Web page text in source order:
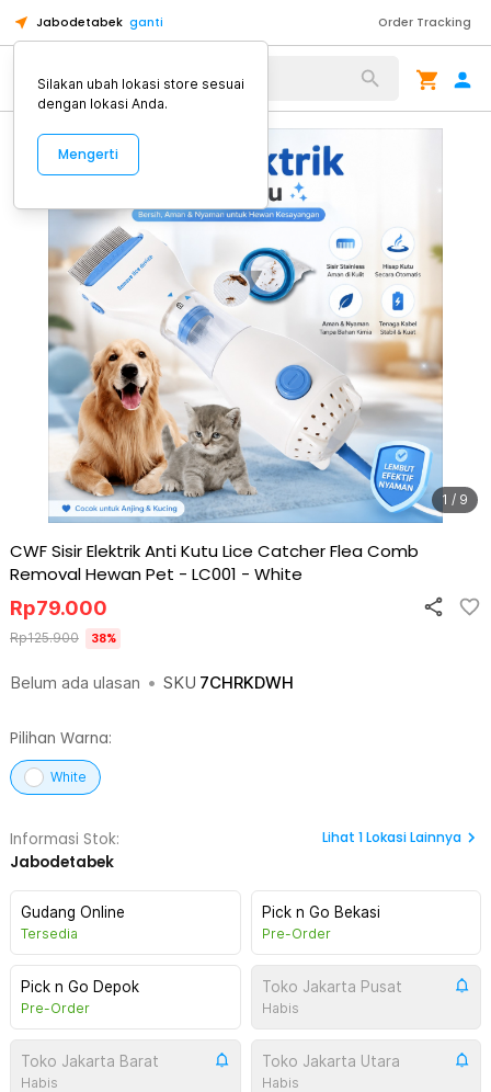
Jabodetabek ganti Order Tracking
Alat Kopi
1 / 9
CWF Sisir Elektrik Anti Kutu Lice Catcher Flea Comb
Removal Hewan Pet - LC001 - White
Belum ada ulasan • SKU 7CHRKDWH
Rp79.000
Rp125.900 38%
Pilihan Warna:
White
Informasi Stok:
Jabodetabek
Lihat 1Lokasi Lainnya
Gudang Online
Tersedia
Pick n Go Bekasi
Pre-Order
Pick n Go Depok
Pre-Order
Toko Jakarta Pusat
Habis
Toko Jakarta Barat
Habis
Toko Jakarta Utara
Habis
Silakan ubah lokasi store sesuai
dengan lokasi Anda.
Mengerti